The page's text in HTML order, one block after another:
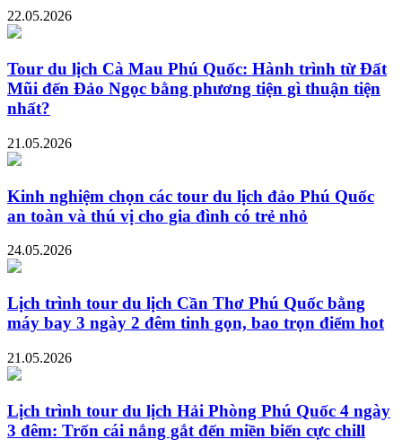
22.05.2026
Tour du lịch Cà Mau Phú Quốc: Hành trình từ Đất
Mũi đến Đảo Ngọc bằng phương tiện gì thuận tiện
nhất?
21.05.2026
Kinh nghiệm chọn các tour du lịch đảo Phú Quốc
an toàn và thú vị cho gia đình có trẻ nhỏ
24.05.2026
Lịch trình tour du lịch Cần Thơ Phú Quốc bằng
máy bay 3 ngày 2 đêm tinh gọn, bao trọn điểm hot
21.05.2026
Lịch trình tour du lịch Hải Phòng Phú Quốc 4 ngày
3 đêm: Trốn cái nắng gắt đến miền biển cực chill